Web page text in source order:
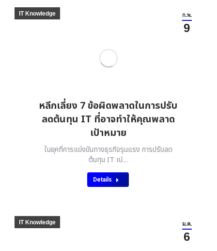
ก.พ.
9
IT Knowledge
หลีกเลี่ยง 7 ข้อผิดพลาดในการปรับ
ลดต้นทุน IT ที่อาจทำให้คุณพลาด
เป้าหมาย
ในยุคที่การแข่งขันทางธุรกิจรุนแรง การปรับลด
ต้นทุน IT เป…
Details
ม.ค.
6
IT Knowledge